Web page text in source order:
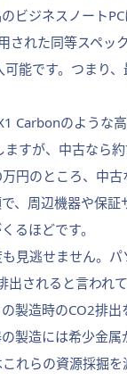
ビジネスノート
された同等スペッ
能です。つまり
Carbonのような
ますが、中古なら
円のところ、中
、周辺機器や保
るほどです。
見逃せません。
出されると言われ
製造時のCO2排
製造には希少金
れらの資源採掘